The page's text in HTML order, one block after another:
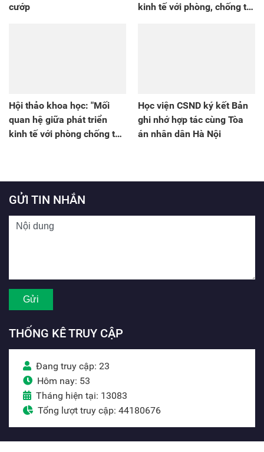
cướp
kinh tế với phòng, chống tội
Hội thảo khoa học: "Mối
quan hệ giữa phát triển
kinh tế với phòng chống tội
Học viện CSND ký kết Bản
ghi nhớ hợp tác cùng Tòa
án nhân dân Hà Nội
GỬI TIN NHẮN
THỐNG KÊ TRUY CẬP
Đang truy cập: 23
Hôm nay: 53
Tháng hiện tại: 13083
Tổng lượt truy cập: 44180676